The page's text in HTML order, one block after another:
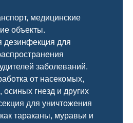
, медицинские
объекты.
дезинфекция для
заболеваний.
от насекомых,
гнезд и других
для уничтожения
тараканы, муравьи и